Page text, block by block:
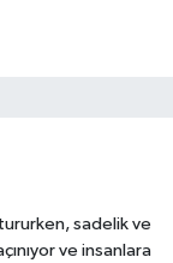
sadelik ve
ve insanlara